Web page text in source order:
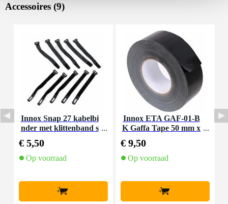
Accessoires (9)
Innox Snap 27 kabelbi
nder met klittenband s
€ 5,50
Op voorraad
+
Innox ETA GAF-01-B
K Gaffa Tape 50 mm x
€ 9,50
Op voorraad
+